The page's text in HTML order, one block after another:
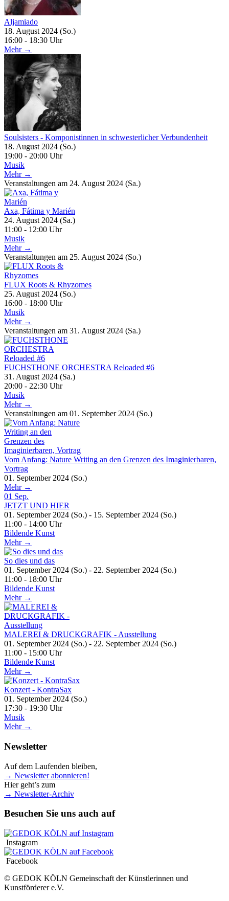
Aljamiado
18. August 2024 (So.)
16:00 - 18:30 Uhr
Mehr →
Soulsisters - Komponistinnen in schwesterlicher Verbundenheit
18. August 2024 (So.)
19:00 - 20:00 Uhr
Musik
Mehr →
Veranstaltungen am 24. August 2024 (Sa.)
Axa, Fátima y Marién
24. August 2024 (Sa.)
11:00 - 12:00 Uhr
Musik
Mehr →
Veranstaltungen am 25. August 2024 (So.)
FLUX Roots & Rhyzomes
25. August 2024 (So.)
16:00 - 18:00 Uhr
Musik
Mehr →
Veranstaltungen am 31. August 2024 (Sa.)
FUCHSTHONE ORCHESTRA Reloaded #6
31. August 2024 (Sa.)
20:00 - 22:30 Uhr
Musik
Mehr →
Veranstaltungen am 01. September 2024 (So.)
Vom Anfang: Nature Writing an den Grenzen des Imaginierbaren,
Vortrag
01. September 2024 (So.)
Mehr →
01 Sep.
JETZT UND HIER
01. September 2024 (So.) - 15. September 2024 (So.)
11:00 - 14:00 Uhr
Bildende Kunst
Mehr →
So dies und das
01. September 2024 (So.) - 22. September 2024 (So.)
11:00 - 18:00 Uhr
Bildende Kunst
Mehr →
MALEREI & DRUCKGRAFIK - Ausstellung
01. September 2024 (So.) - 22. September 2024 (So.)
11:00 - 15:00 Uhr
Bildende Kunst
Mehr →
Konzert - KontraSax
01. September 2024 (So.)
17:30 - 19:30 Uhr
Musik
Mehr →
Newsletter
Auf dem Laufenden bleiben,
→ Newsletter abonnieren!
Hier geht’s zum
→ Newsletter-Archiv
Besuchen Sie uns auch auf
Instagram
Facebook
© GEDOK KÖLN Gemeinschaft der Künstlerinnen und
Kunstförderer e.V.